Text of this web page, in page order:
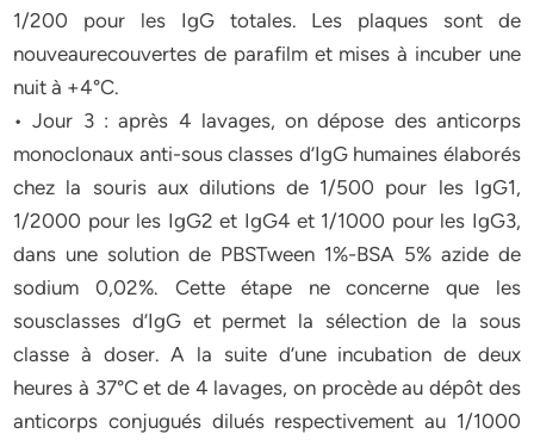
1/200 pour les IgG totales. Les plaques sont de
nouveaurecouvertes de parafilm et mises à incuber une
nuit à +4°C.
• Jour 3 : après 4 lavages, on dépose des anticorps
monoclonaux anti-sous classes d’IgG humaines élaborés
chez la souris aux dilutions de 1/500 pour les IgG1,
1/2000 pour les IgG2 et IgG4 et 1/1000 pour les IgG3,
dans une solution de PBSTween 1%-BSA 5% azide de
sodium 0,02%. Cette étape ne concerne que les
sousclasses d’IgG et permet la sélection de la sous
classe à doser. A la suite d’une incubation de deux
heures à 37°C et de 4 lavages, on procède au dépôt des
anticorps conjugués dilués respectivement au 1/1000